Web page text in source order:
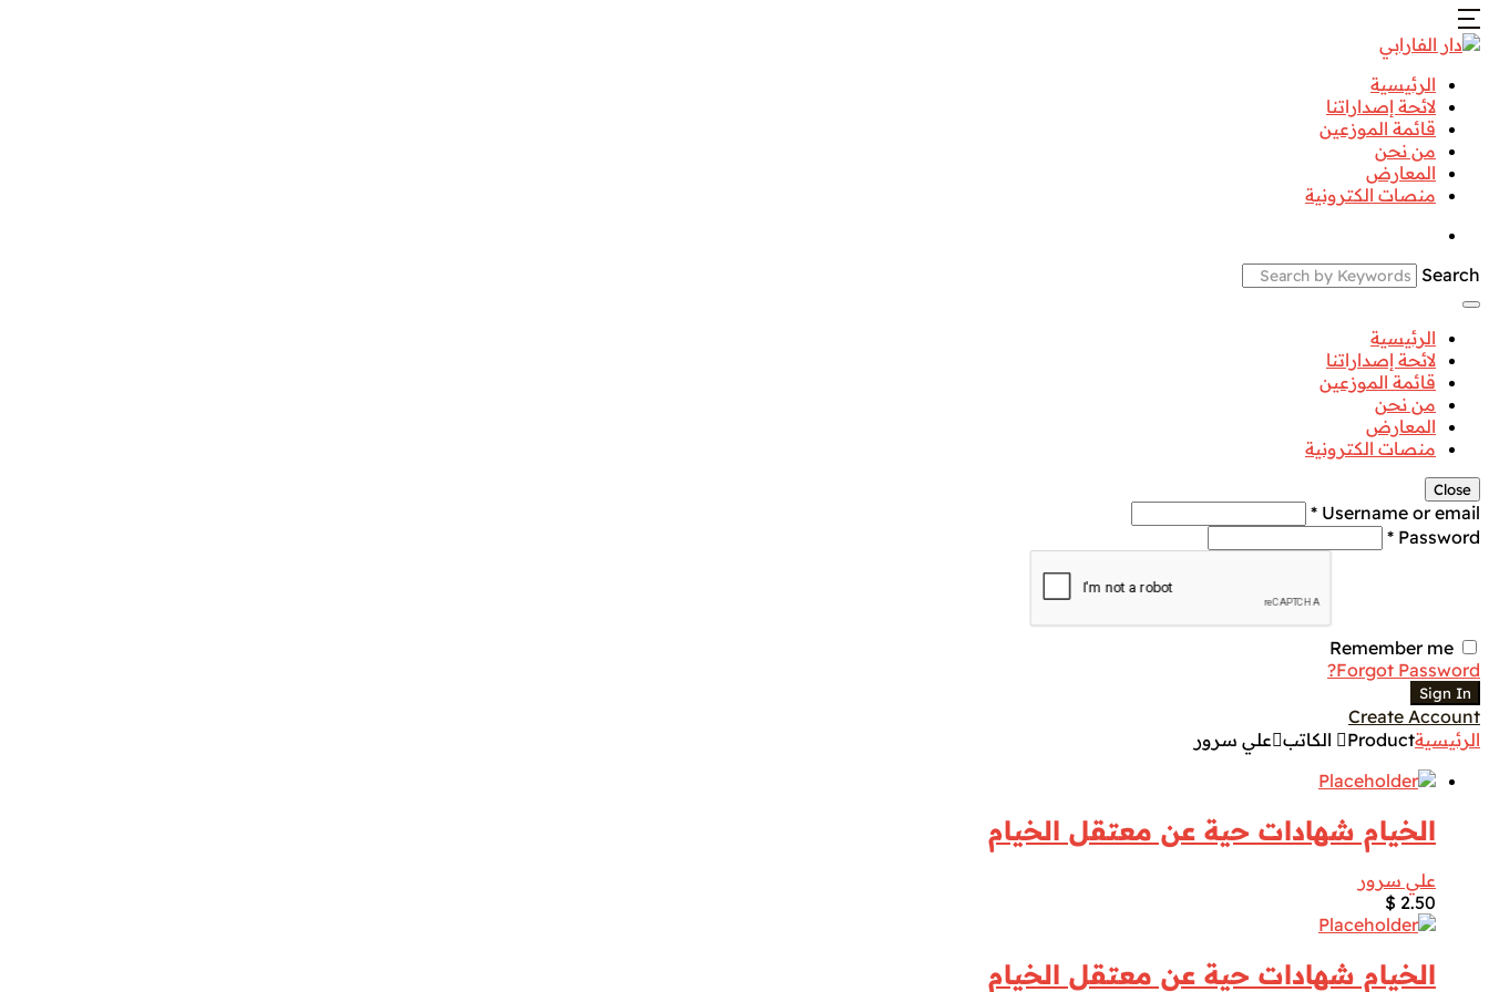
الرئيسية
لائحة إصداراتنا
قائمة الموزعين
من نحن
المعارض
منصات الكترونية
Search
الرئيسية
لائحة إصداراتنا
قائمة الموزعين
من نحن
المعارض
منصات الكترونية
Close
Username or email *
Password *
Remember me
Forgot Password?
Sign In
Create Account
الرئيسيةProduct الكاتب علي سرور
الخيام شهادات حية عن معتقل الخيام
علي سرور
$ 2.50
الخيام شهادات حية عن معتقل الخيام